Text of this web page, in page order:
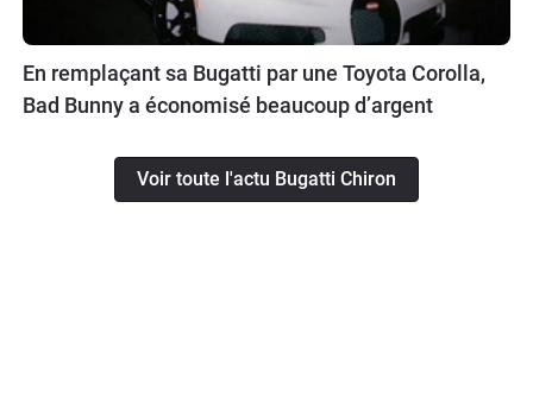
En remplaçant sa Bugatti par une Toyota Corolla,
Bad Bunny a économisé beaucoup d’argent
Voir toute l'actu Bugatti Chiron